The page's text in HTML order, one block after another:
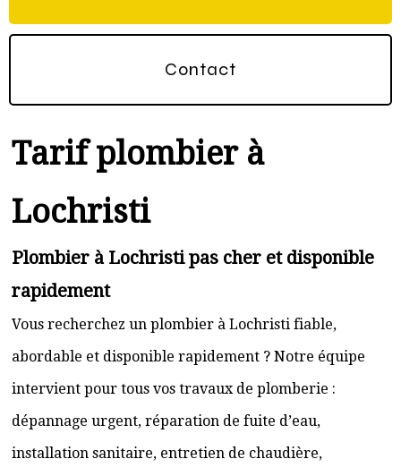
Contact
Tarif plombier à
Lochristi
Plombier à Lochristi pas cher et disponible
rapidement
Vous recherchez un plombier à Lochristi fiable,
abordable et disponible rapidement ? Notre équipe
intervient pour tous vos travaux de plomberie :
dépannage urgent, réparation de fuite d’eau,
installation sanitaire, entretien de chaudière,